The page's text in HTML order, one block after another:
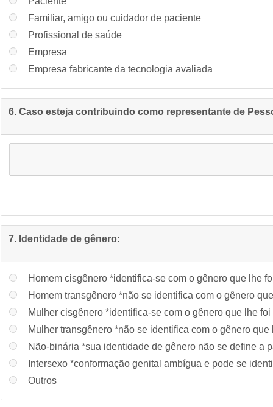
Familiar, amigo ou cuidador de paciente
Profissional de saúde
Empresa
Empresa fabricante da tecnologia avaliada
6. Caso esteja contribuindo como representante de
7. Identidade de gênero:
Homem cisgênero *identifica-se com o gênero que lhe
Homem transgênero *não se identifica com o gênero
Mulher cisgênero *identifica-se com o gênero que lhe
Mulher transgênero *não se identifica com o gênero
Não-binária *sua identidade de gênero não se define a
Intersexo *conformação genital ambígua e pode se
Outros